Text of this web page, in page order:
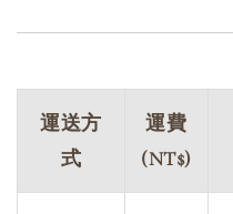
運送方
式
運費
(NT$)